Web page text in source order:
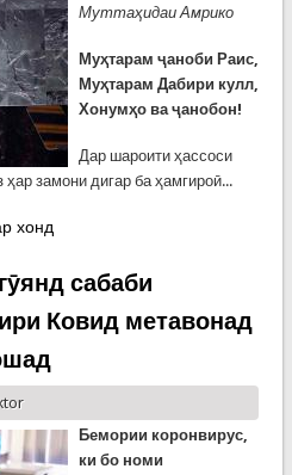
Муттаҳидаи Амрико
Муҳтарам ҷаноби Раис,
Муҳтарам Дабири кулл,
Хонумҳо ва ҷанобон!
Дар шароити ҳассоси
замони дигар ба ҳамгироӣ...
Президенти Ҷумҳурии Тоҷикистон
Созмони Милали Муттаҳид
хонд
сабаби
Ковид метавонад
Бемории коронвирус,
ки бо номи